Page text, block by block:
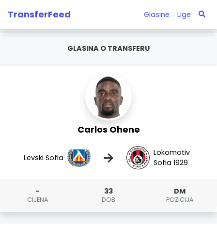
TransferFeed Glasine Lige
GLASINA O TRANSFERU
Carlos Ohene
Levski Sofia →
Lokomotiv
Sofia 1929
-
CIJENA
33
DOB
DM
POZICIJA